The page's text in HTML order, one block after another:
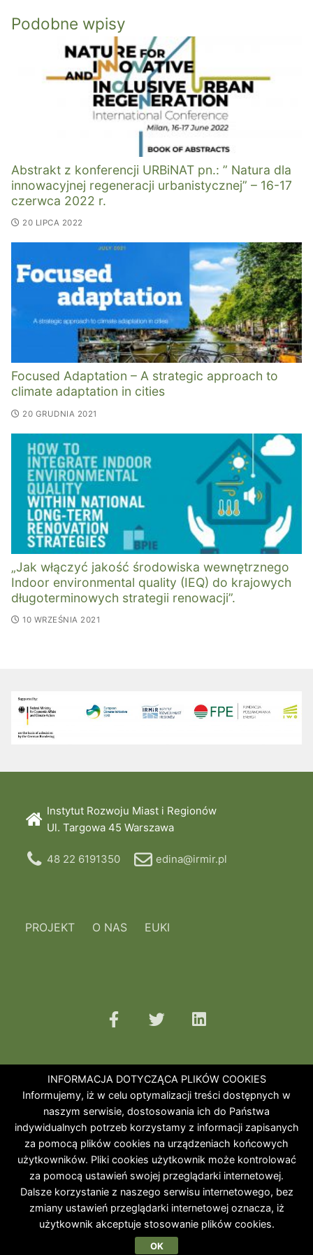
Podobne wpisy
Abstrakt z konferencji URBiNAT pn.: ” Natura dla
innowacyjnej regeneracji urbanistycznej” – 16-17
czerwca 2022 r.
20 LIPCA 2022
Focused Adaptation – A strategic approach to
climate adaptation in cities
20 GRUDNIA 2021
„Jak włączyć jakość środowiska wewnętrznego
Indoor environmental quality (IEQ) do krajowych
długoterminowych strategii renowacji”.
10 WRZEŚNIA 2021
Instytut Rozwoju Miast i Regionów
Ul. Targowa 45 Warszawa
48 22 6191350 edina@irmir.pl
PROJEKT O NAS EUKI
INFORMACJA DOTYCZĄCA PLIKÓW COOKIES
Informujemy, iż w celu optymalizacji treści dostępnych w
naszym serwisie, dostosowania ich do Państwa
indywidualnych potrzeb korzystamy z informacji zapisanych
za pomocą plików cookies na urządzeniach końcowych
użytkowników. Pliki cookies użytkownik może kontrolować
za pomocą ustawień swojej przeglądarki internetowej.
Dalsze korzystanie z naszego serwisu internetowego, bez
zmiany ustawień przeglądarki internetowej oznacza, iż
użytkownik akceptuje stosowanie plików cookies.
OK